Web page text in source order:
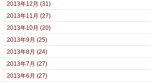
2013年12月 (31)
2013年11月 (27)
2013年10月 (20)
2013年9月 (25)
2013年8月 (24)
2013年7月 (27)
2013年6月 (27)